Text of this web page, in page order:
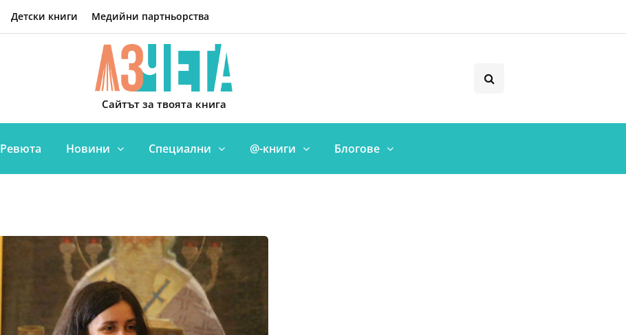
Детски книги Медийни партньорства
Сайтът за твоята книга
Ревюта Новини Специални @-книги Блогове